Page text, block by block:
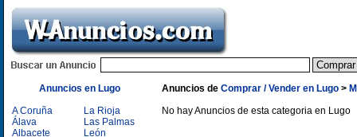
Anuncios en Lugo
A Coruña
Álava
Albacete
La Rioja
Las Palmas
León
Anuncios de Comprar / Vender en Lugo >
No hay Anuncios de esta categoria en Lugo